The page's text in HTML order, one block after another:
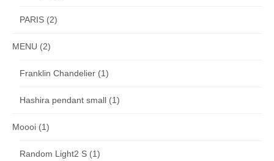
PARIS (2)
MENU (2)
Franklin Chandelier (1)
Hashira pendant small (1)
Moooi (1)
Random Light2 S (1)